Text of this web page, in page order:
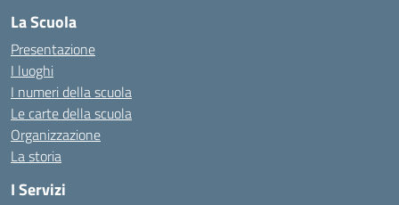
La Scuola
Presentazione
I luoghi
I numeri della scuola
Le carte della scuola
Organizzazione
La storia
I Servizi